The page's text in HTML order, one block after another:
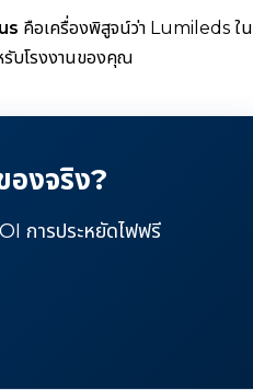
คือเครื่องพิสูจน์ว่า Lumileds ใน
รับโรงงานของคุณ
องจริง?
การประหยัดไฟฟรี